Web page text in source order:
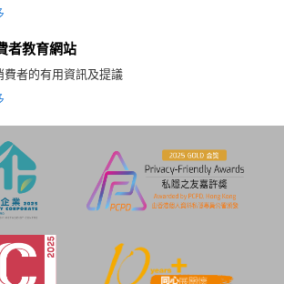
者教育網站
費者的有用資訊及提議